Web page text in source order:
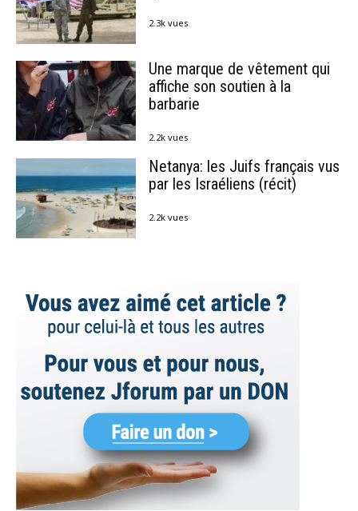
2.3k vues
Une marque de vêtement qui
affiche son soutien à la
barbarie
2.2k vues
Netanya: les Juifs français vus
par les Israéliens (récit)
2.2k vues